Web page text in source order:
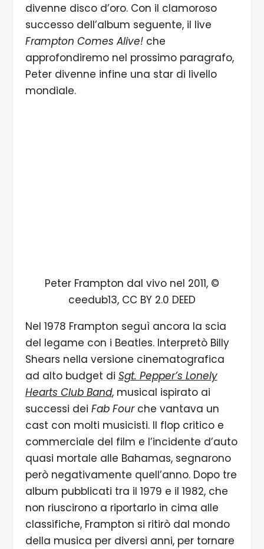
divenne disco d’oro. Con il clamoroso
successo dell’album seguente, il live
Frampton Comes Alive!che
approfondiremo nel prossimo paragrafo,
Peter divenne infine una star di livello
mondiale.
Peter Frampton dal vivo nel 2011, ©
ceedub13, CC BY 2.0 DEED
Nel 1978 Frampton seguì ancora la scia
del legame con i Beatles. Interpretò Billy
Shears nella versione cinematografica
ad alto budget di Sgt. Pepper’s Lonely
Hearts Club Band, musical ispirato ai
successi dei Fab Fourche vantava un
cast con molti musicisti. Il flop critico e
commerciale del film e l’incidente d’auto
quasi mortale alle Bahamas, segnarono
però negativamente quell’anno. Dopo tre
album pubblicati tra il 1979 e il 1982, che
non riuscirono a riportarlo in cima alle
classifiche, Frampton si ritirò dal mondo
della musica per diversi anni, per tornare